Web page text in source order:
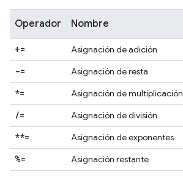
Operador Nombre
+= Asignación de adición
-=
Asignación de resta
*=
Asignación de multiplicación
/= Asignación de división
**=
Asignación de exponentes
%=
Asignación restante